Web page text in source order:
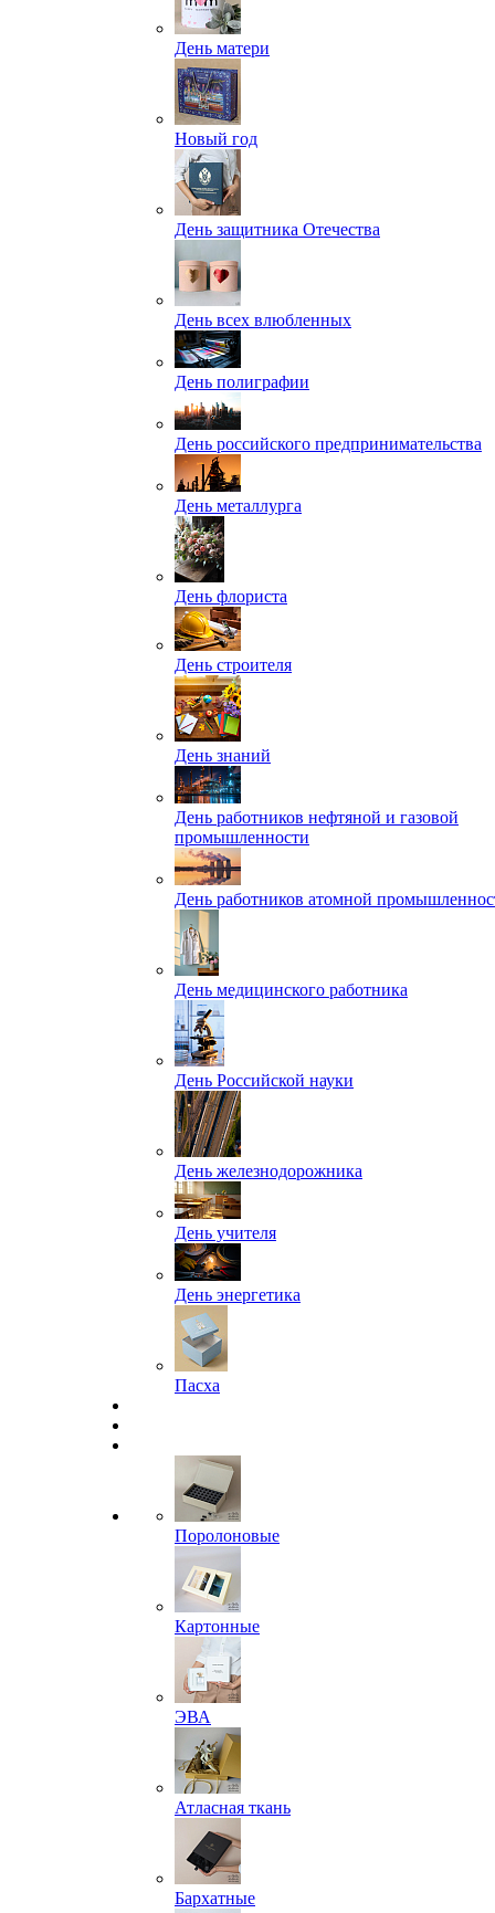
День матери
Новый год
День защитника Отечества
День всех влюбленных
День полиграфии
День российского предпринимательства
День металлурга
День флориста
День строителя
День знаний
День работников нефтяной и газовой
промышленности
День работников атомной
День медицинского работника
День Российской науки
День железнодорожника
День учителя
День энергетика
Пасха
Поролоновые
Картонные
ЭВА
Атласная ткань
Бархатные